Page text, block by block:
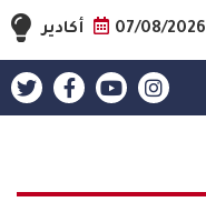
07/08/2026 أكادير